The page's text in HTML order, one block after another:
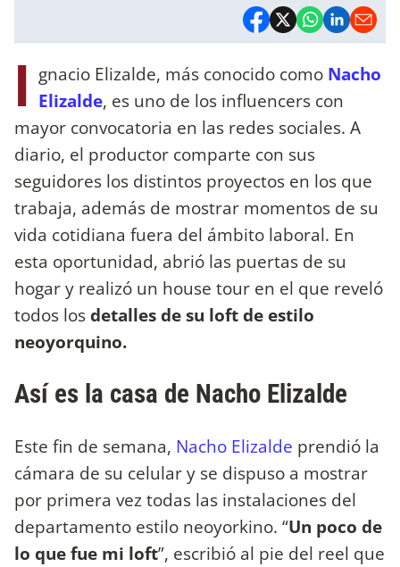
I gnacio Elizalde, más conocido como Nacho
Elizalde, es uno de los influencers con
mayor convocatoria en las redes sociales. A
diario, el productor comparte con sus
seguidores los distintos proyectos en los que
trabaja, además de mostrar momentos de su
vida cotidiana fuera del ámbito laboral. En
esta oportunidad, abrió las puertas de su
hogar y realizó un house tour en el que reveló
todos losdetalles de su loft de estilo
neoyorquino.
Así es la casa de Nacho Elizalde
Este fin de semana, Nacho Elizalde prendió la
cámara de su celular y se dispuso a mostrar
por primera vez todas las instalaciones del
departamento estilo neoyorkino. “Un poco de
lo que fue mi loft”, escribió al pie del reel que